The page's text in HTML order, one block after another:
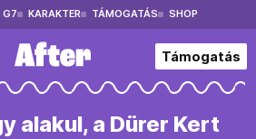
G7 KARAKTER TÁMOGATÁS SHOP
Támogatás
alakul, a Dürer Kert